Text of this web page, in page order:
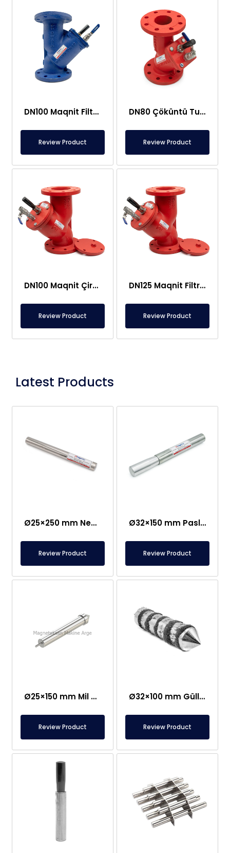
DN100 Maqnit Filtr – Y Filtr Tipi
Review Product
DN80 Çöküntü Tutucu Maqnit Filtri – Çuqun Korpus
Review Product
DN100 Maqnit Çirk Tutucu Filtr
Review Product
DN125 Maqnit Filtr – Çöküntü Tutucu
Review Product
Latest Products
Ø25×250 mm Neodim Çubuq Maqnit – Bir Tərəfi M8 Dişi Bağlantı
Review Product
Ø32×150 mm Paslanmaz Qulplu Nümunə Toplama Maqniti
Review Product
Ø25×150 mm Mil Bağlantılı Çubuq Maqnit – Güllə Tipli Başlıq
Review Product
Ø32×100 mm Güllə Tipli Neodim Çubuq Maqnit
Review Product